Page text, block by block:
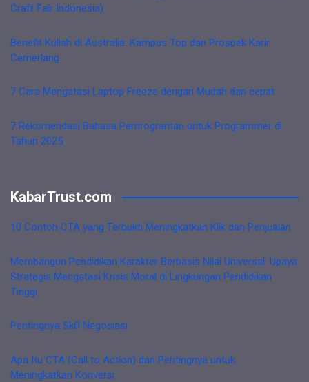
Craft Fair Indonesia)
Benefit Kuliah di Australia: Kampus Top dan Prospek Karir
Cemerlang
7 Cara Mengatasi Laptop Freeze dengan Mudah dan cepat
7 Rekomendasi Bahasa Pemrograman untuk Programmer di
Tahun 2025
KabarTrust.com
10 Contoh CTA yang Terbukti Meningkatkan Klik dan Penjualan
Membangun Pendidikan Karakter Berbasis Nilai Universal: Upaya
Strategis Mengatasi Krisis Moral di Lingkungan Pendidikan
Tinggi
Pentingnya Skill Negosiasi
Apa Itu CTA (Call to Action) dan Pentingnya untuk
Meningkatkan Konversi